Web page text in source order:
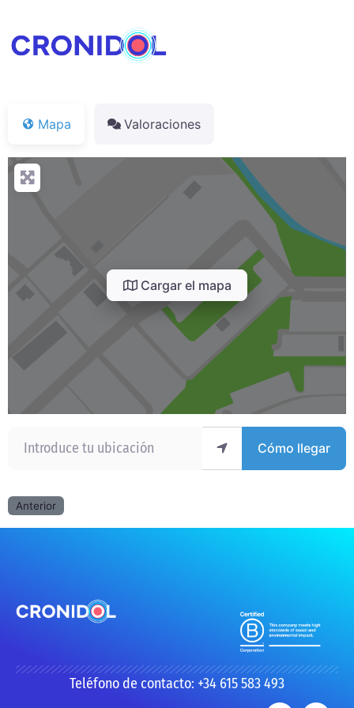
Mapa Valoraciones
Cargar el mapa
Cómo llegar
Anterior
Teléfono de contacto: +34 615 583 493